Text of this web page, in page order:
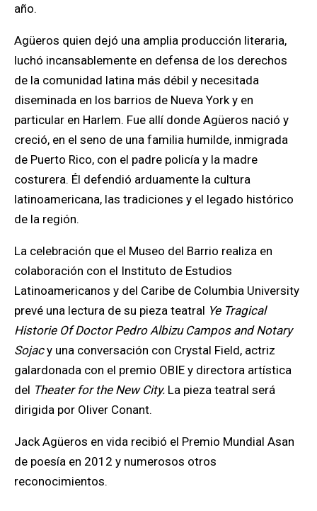
año.
Agüeros quien dejó una amplia producción literaria,
luchó incansablemente en defensa de los derechos
de la comunidad latina más débil y necesitada
diseminada en los barrios de Nueva York y en
particular en Harlem. Fue allí donde Agüeros nació y
creció, en el seno de una familia humilde, inmigrada
de Puerto Rico, con el padre policía y la madre
costurera. Él defendió arduamente la cultura
latinoamericana, las tradiciones y el legado histórico
de la región.
La celebración que el Museo del Barrio realiza en
colaboración con el Instituto de Estudios
Latinoamericanos y del Caribe de Columbia University
prevé una lectura de su pieza teatral Ye Tragical
Historie Of Doctor Pedro Albizu Campos and Notary
Sojacy una conversación con Crystal Field, actriz
galardonada con el premio OBIE y directora artística
del Theater for the New City. La pieza teatral será
dirigida por Oliver Conant.
Jack Agüeros en vida recibió el Premio Mundial Asan
de poesía en 2012 y numerosos otros
reconocimientos.